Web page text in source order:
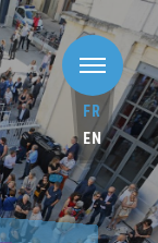
FR
EN